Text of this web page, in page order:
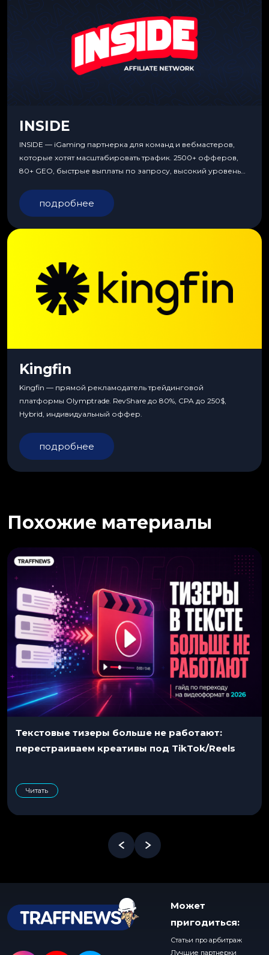
INSIDE
INSIDE — iGaming партнерка для команд и вебмастеров,
которые хотят масштабировать трафик. 2500+ офферов,
80+ GEO, быстрые выплаты по запросу, высокий уровень
подробнее
Kingfin
Kingfin — прямой рекламодатель трейдинговой
платформы Olymptrade. RevShare до 80%, CPA до 250$,
Hybrid, индивидуальный оффер.
подробнее
Похожие материалы
Текстовые тизеры больше не работают:
перестраиваем креативы под TikTok/Reels
Читать
Может
пригодиться:
Статьи про арбитраж
Лучшие партнерки